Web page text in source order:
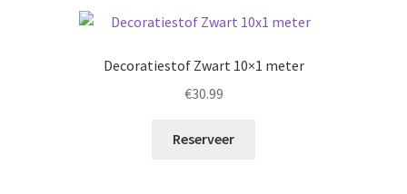
Decoratiestof Zwart 10×1 meter
€30.99
Reserveer